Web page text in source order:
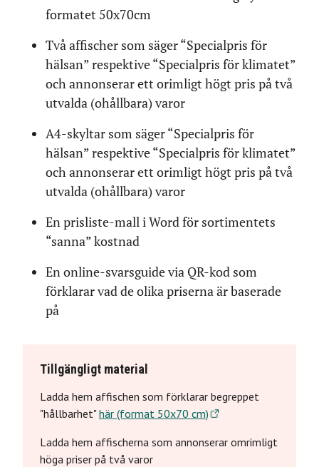
formatet 50x70cm
Två affischer som säger “Specialpris för
hälsan” respektive “Specialpris för klimatet”
och annonserar ett orimligt högt pris på två
utvalda (ohållbara) varor
A4-skyltar som säger “Specialpris för
hälsan” respektive “Specialpris för klimatet”
och annonserar ett orimligt högt pris på två
utvalda (ohållbara) varor
En prisliste-mall i Word för sortimentets
“sanna” kostnad
En online-svarsguide via QR-kod som
förklarar vad de olika priserna är baserade
på
Tillgängligt material
Ladda hem affischen som förklarar begreppet
"hållbarhet"här (format 50x70 cm)
Ladda hem affischerna som annonserar omrimligt
höga priser på två varor